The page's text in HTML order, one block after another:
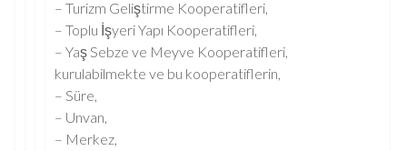
– Turizm Geliştirme Kooperatifleri,
– Toplu İşyeri Yapı Kooperatifleri,
– Yaş Sebze ve Meyve Kooperatifleri,
kurulabilmekte ve bu kooperatiflerin,
– Süre,
– Unvan,
– Merkez,